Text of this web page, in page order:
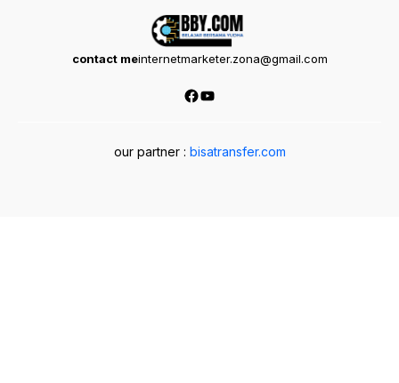
contact meinternetmarketer.zona@gmail.com
Facebook
YouTube
our partner : bisatransfer.com